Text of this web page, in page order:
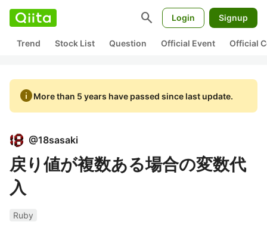
search Login Signup
Trend Stock List Question Official Event Official
infoMore than 5 years have passed since last update.
@18sasaki
戻り値が複数ある場合の変数代
入
Ruby